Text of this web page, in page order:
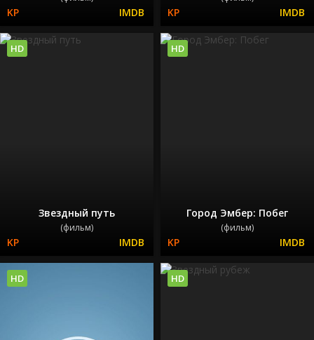
Звездный путь
(фильм)
HD
Город Эмбер: Побег
(фильм)
HD
HD HD